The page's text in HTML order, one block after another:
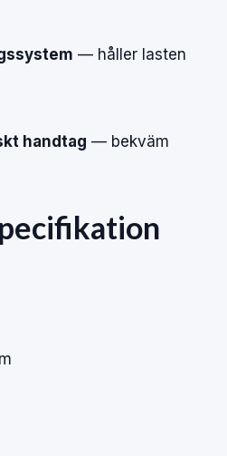
— håller lasten
handtag — bekväm